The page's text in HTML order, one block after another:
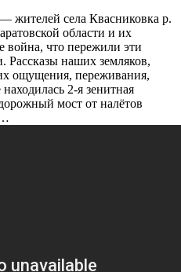
жителей села Квасниковка р.
области и их
война, что пережили эти
Рассказы наших земляков,
ощущения, переживания,
2-я зенитная
мост от налётов